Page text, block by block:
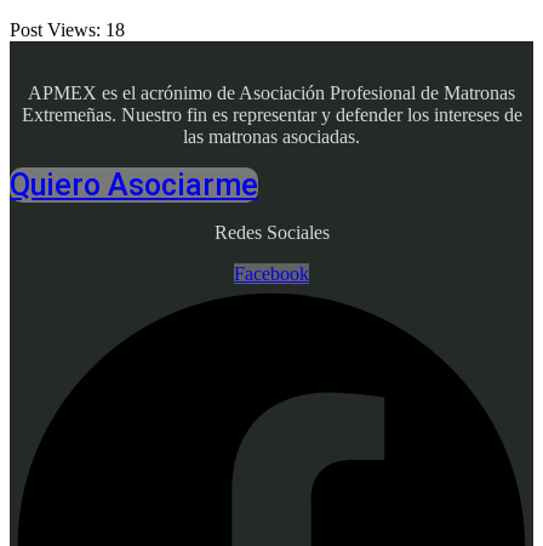
Post Views: 18
APMEX es el acrónimo de Asociación Profesional de Matronas
Extremeñas. Nuestro fin es representar y defender los intereses de
las matronas asociadas.
Quiero Asociarme
Redes Sociales
Facebook